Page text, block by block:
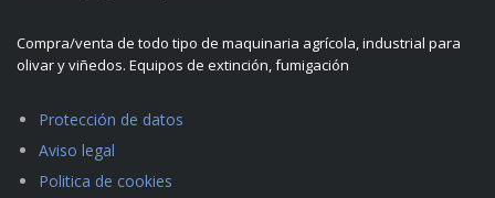
Compra/venta de todo tipo de maquinaria agrícola, industrial para
olivar y viñedos. Equipos de extinción, fumigación
Protección de datos
Aviso legal
Politica de cookies